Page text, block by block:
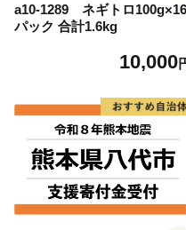
a10-1289 ネギトロ100g×16
パック 合計1.6kg
10,000